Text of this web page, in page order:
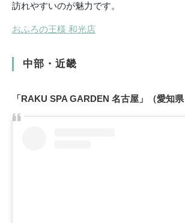
訪れやすいのが魅力です。
おふろの王様 和光店
中部・近畿
「RAKU SPA GARDEN 名古屋」（愛知県